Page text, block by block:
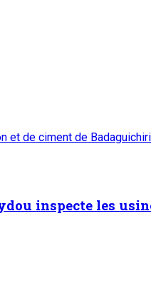
et de ciment de
inspecte les